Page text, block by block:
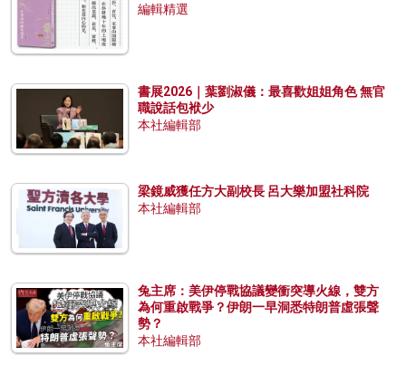
編輯精選
書展2026｜葉劉淑儀：最喜歡姐姐角色 無官
職說話包袱少
本社編輯部
梁鏡威獲任方大副校長 呂大樂加盟社科院
本社編輯部
兔主席：美伊停戰協議變衝突導火線，雙方
為何重啟戰爭？伊朗一早洞悉特朗普虛張聲
勢？
本社編輯部